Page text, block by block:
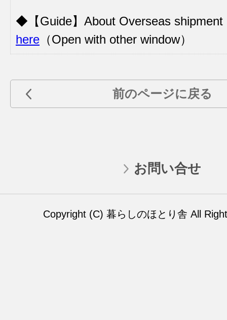
◆【Guide】About Overseas shipment
here （Open with other window）
前のページに戻る
お問い合せ
Copyright (C) 暮らしのほとり舎 All